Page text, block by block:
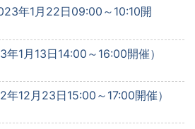
年1月22日09:00～10:10開
1月13日14:00～16:00開催）
12月23日15:00～17:00開催）